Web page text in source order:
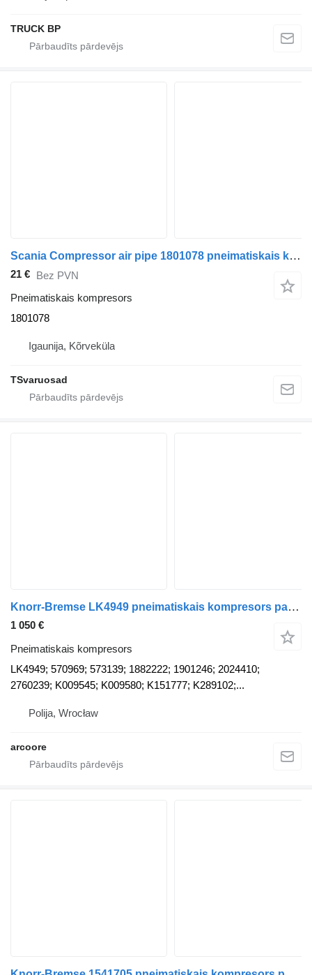
TRUCK BP
Scania Compressor air pipe 1801078 pneimatiskais kompresors paredzēts Scania R410 vilcēja
21 € Bez PVN
Pneimatiskais kompresors
1801078
Igaunija, Kõrveküla
TSvaruosad
Knorr-Bremse LK4949 pneimatiskais kompresors paredzēts Scania P; G; R; T; XPI vilcēja
1 050 €
Pneimatiskais kompresors
LK4949; 570969; 573139; 1882222; 1901246; 2024410;
2760239; K009545; K009580; K151777; K289102;...
Polija, Wrocław
arcoore